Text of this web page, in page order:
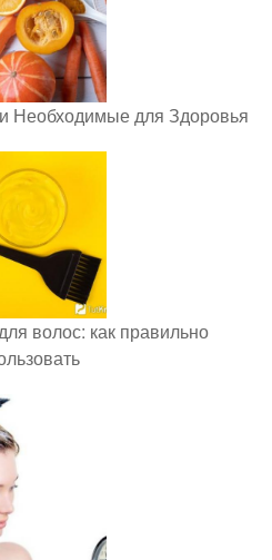
Необходимые для Здоровья
волос: как правильно